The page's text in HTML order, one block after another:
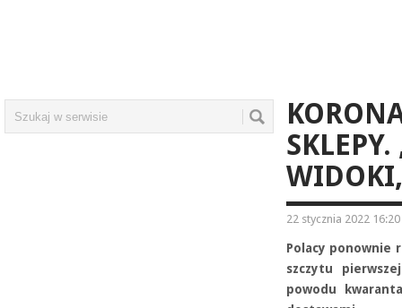
WIDOKI,
22 stycznia 2022 16:20
Polacy ponownie
szczytu
powodu